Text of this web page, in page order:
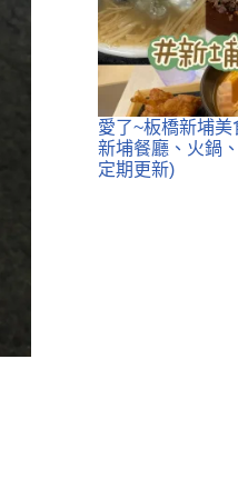
愛了~板橋新埔
新埔餐廳、火鍋
定期更新)